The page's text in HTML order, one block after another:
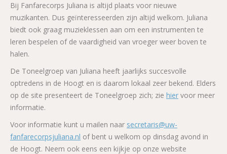
Bij Fanfarecorps Juliana is altijd plaats voor nieuwe
muzikanten. Dus geïnteresseerden zijn altijd welkom. Juliana
biedt ook graag muzieklessen aan om een instrumenten te
leren bespelen of de vaardigheid van vroeger weer boven te
halen.
De Toneelgroep van Juliana heeft jaarlijks succesvolle
optredens in de Hoogt en is daarom lokaal zeer bekend. Elders
op de site presenteert de Toneelgroep zich; zie hier voor meer
informatie.
Voor informatie kunt u mailen naar secretaris@uw-
fanfarecorpsjuliana.nl of bent u welkom op dinsdag avond in
de Hoogt. Neem ook eens een kijkje op onze website